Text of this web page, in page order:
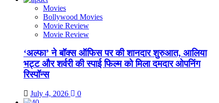
Movies
Bollywood Movies
Movie Review
Movie Review
‘अल्फा’ ने बॉक्स ऑफिस पर की शानदार शुरुआत, आलिया
भट्ट और शर्वरी की स्पाई फिल्म को मिला दमदार ओपनिंग
रिस्पॉन्स
July 4, 2026 0